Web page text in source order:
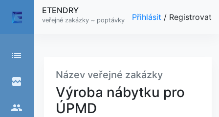
list
broken_image
people
ETENDRY
veřejné zakázky ~ poptávky Přihlásit / Registrovat
Název veřejné zakázky
Výroba nábytku pro
ÚPMD